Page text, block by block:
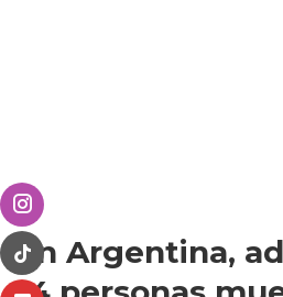
En Argentina,